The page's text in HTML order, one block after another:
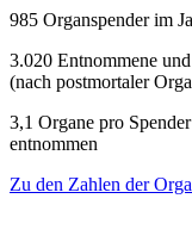
985 Organspender im
3.020 Entnommene
(nach postmortaler
3,1 Organe pro
entnommen
Zu den Zahlen der